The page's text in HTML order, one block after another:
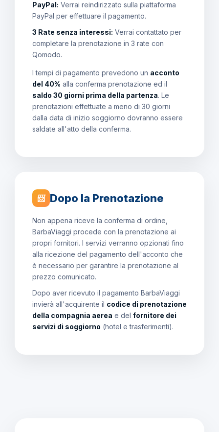
PayPal: Verrai reindirizzato sulla piattaforma
PayPal per effettuare il pagamento.
3 Rate senza interessi: Verrai contattato per
completare la prenotazione in 3 rate con
Qomodo.
I tempi di pagamento prevedono un acconto
del 40% alla conferma prenotazione ed il
saldo 30 giorni prima della partenza. Le
prenotazioni effettuate a meno di 30 giorni
dalla data di inizio soggiorno dovranno essere
saldate all'atto della conferma.
📨 Dopo la Prenotazione
Non appena riceve la conferma di ordine,
BarbaViaggi procede con la prenotazione ai
propri fornitori. I servizi verranno opzionati fino
alla ricezione del pagamento dell'acconto che
è necessario per garantire la prenotazione al
prezzo comunicato.
Dopo aver ricevuto il pagamento BarbaViaggi
invierà all'acquirente il codice di prenotazione
della compagnia aerea e del fornitore dei
servizi di soggiorno (hotel e trasferimenti).